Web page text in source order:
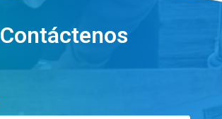
Contáctenos